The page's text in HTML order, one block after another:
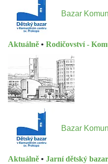
Bazar
Aktuálně • Rodičovství -
Bazar
Aktuálně • Jarní dětský